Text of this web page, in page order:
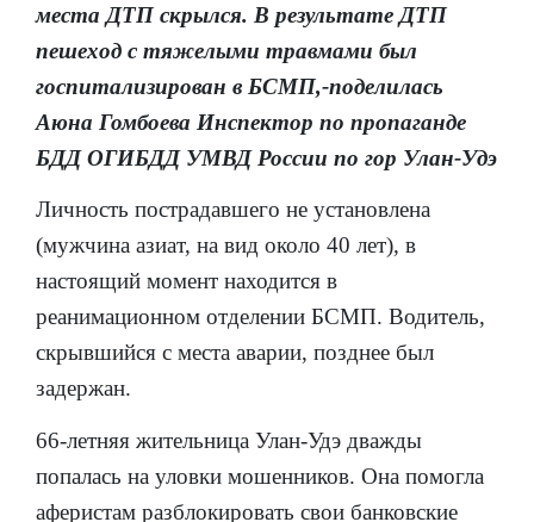
места ДТП скрылся. В результате ДТП
пешеход с тяжелыми травмами был
госпитализирован в БСМП,-поделилась
Аюна Гомбоева Инспектор по пропаганде
БДД ОГИБДД УМВД России по гор Улан-Удэ
Личность пострадавшего не установлена
(мужчина азиат, на вид около 40 лет), в
настоящий момент находится в
реанимационном отделении БСМП. Водитель,
скрывшийся с места аварии, позднее был
задержан.
66-летняя жительница Улан-Удэ дважды
попалась на уловки мошенников. Она помогла
аферистам разблокировать свои банковские